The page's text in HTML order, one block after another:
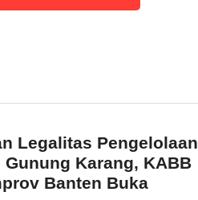
Legalitas Pengelolaan
Gunung Karang, KABB
Banten Buka